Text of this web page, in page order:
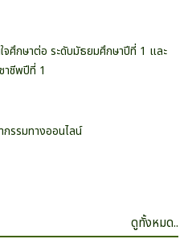
จศึกษาต่อ ระดับมัธยมศึกษาปีที่ 1 และ
าชีพปีที่ 1
รรมทางออนไลน์
ดูทั้งหมด..